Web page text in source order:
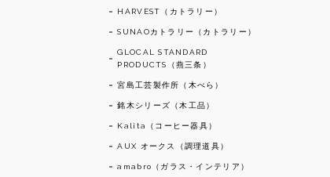
HARVEST（カトラリー）
SUNAOカトラリー（カトラリー）
GLOCAL STANDARD
PRODUCTS（燕三条）
宮島工芸製作所（木べら）
銘木シリーズ（木工品）
Kalita（コーヒー器具）
AUX オークス（調理道具）
amabro（ガラス・インテリア）